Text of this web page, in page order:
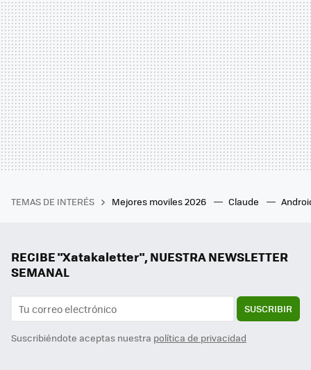
TEMAS DE INTERÉS Mejores moviles 2026 Claude
RECIBE "Xatakaletter", NUESTRA NEWSLETTER
SEMANAL
SUSCRIBIR
Suscribiéndote aceptas nuestra política de privacidad